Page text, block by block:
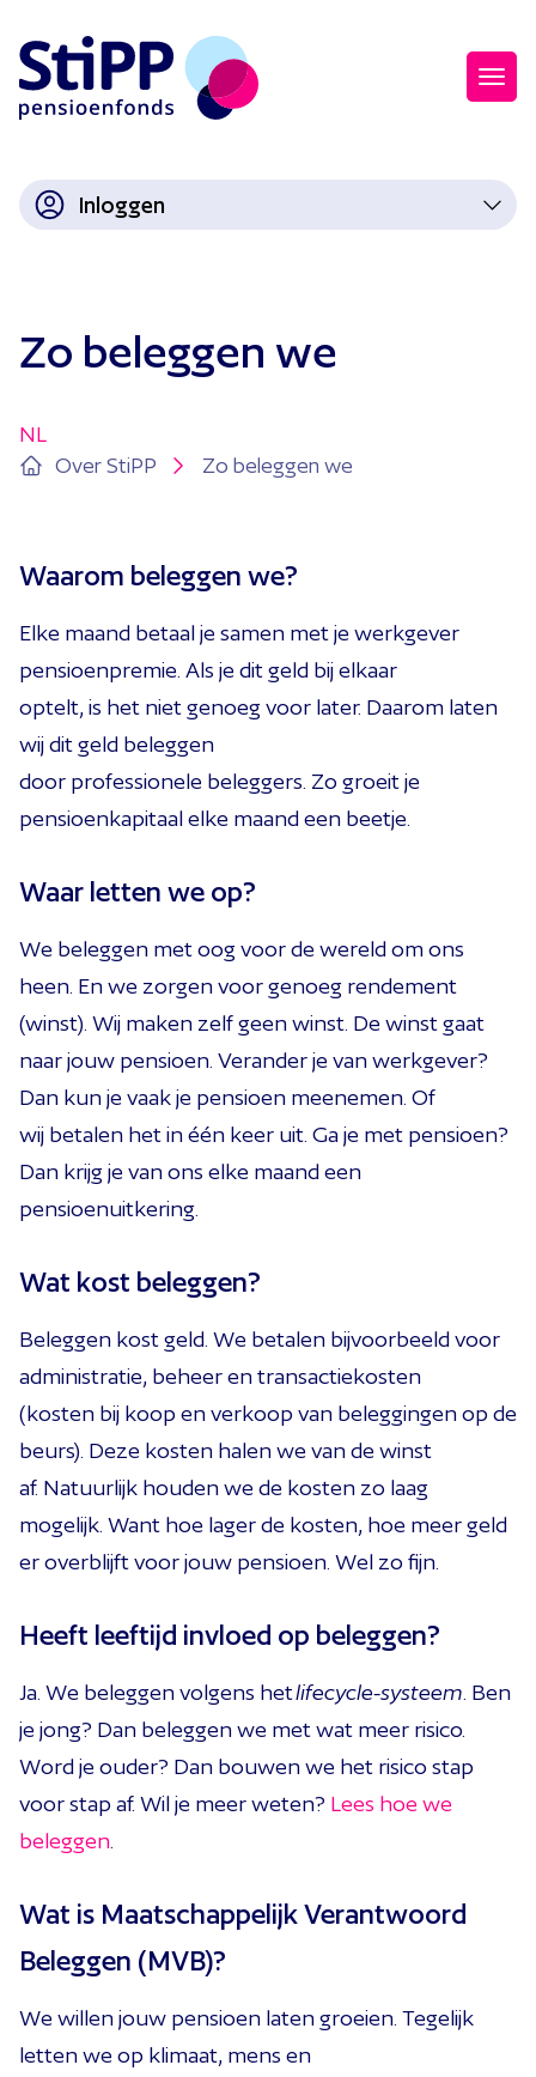
Inloggen
Zo beleggen we
NL
Over StiPP
Zo beleggen we
Waarom beleggen we?
Elke maand betaal je samen met je werkgever
pensioenpremie. Als je dit geld bij elkaar
optelt, is het niet genoeg voor later. Daarom laten
wij dit geld beleggen
door professionele beleggers. Zo groeit je
pensioenkapitaalelke maand een beetje.
Waar letten we op?
We beleggen metoogvoor de wereld om ons
heen. En we zorgen voor genoeg rendement
(winst). Wij maken zelf geen winst. De winstgaat
naar jouw pensioen. Verander je van werkgever?
Dan kun je vaak je pensioen meenemen. Of
wij betalen het in één keer uit. Gaje met pensioen?
Dan krijg je van ons elke maand een
pensioenuitkering.
Wat kost beleggen?
Beleggen kost geld. We betalen bijvoorbeeldvoor
administratie, beheerentransactiekosten
(kosten bij koop en verkoop van beleggingenop de
beurs). Deze kosten halen we van de winst
af. Natuurlijk houdenwe de kosten zo laag
mogelijk. Want hoe lager de kosten, hoe meer geld
er overblijft voor jouw pensioen. Wel zo fijn.
Heeft leeftijd invloed op beleggen?
Ja. We beleggen volgens hetlifecycle-systeem Ben
je jong? Dan beleggen we met wat meer risico.
Word je ouder? Dan bouwen we het risico stap
voor stap af. Wil je meer weten? Lees hoe we
beleggen
Wat is Maatschappelijk Verantwoord
Beleggen (MVB)?
We willen jouw pensioen laten groeien. Tegelijk
letten we op klimaat, mens en